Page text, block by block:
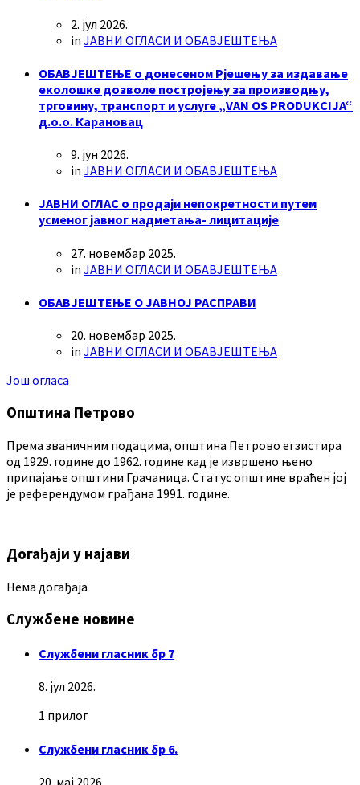
2. јул 2026.
in ЈАВНИ ОГЛАСИ И ОБАВЈЕШТЕЊА
ОБАВЈЕШТЕЊЕ о донесеном Рјешењу за издавање
еколошке дозволе постројењу за производњу,
трговину, транспорт и услуге „VAN OS PRODUKCIJA“
д.о.о. Карановац
9. јун 2026.
in ЈАВНИ ОГЛАСИ И ОБАВЈЕШТЕЊА
ЈАВНИ ОГЛАС о продаји непокретности путем
усменог јавног надметања- лицитације
27. новембар 2025.
in ЈАВНИ ОГЛАСИ И ОБАВЈЕШТЕЊА
ОБАВЈЕШТЕЊЕ О ЈАВНОЈ РАСПРАВИ
20. новембар 2025.
in ЈАВНИ ОГЛАСИ И ОБАВЈЕШТЕЊА
Још огласа
Општина Петрово
Према званичним подацима, општина Петрово егзистира
од 1929. године до 1962. године кад је извршено њено
припајање општини Грачаница. Статус општине враћен јој
је референдумом грађана 1991. године.
Догађаји у најави
Нема догађаја
Службене новине
Службени гласник бр 7
8. јул 2026.
1 прилог
Службени гласник бр 6.
20. мај 2026.